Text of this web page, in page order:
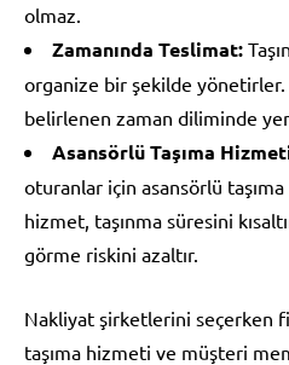
olmaz.
Zamanında Teslimat:
organize bir şekilde yönetirler.
belirlenen zaman diliminde
Asansörlü Taşıma
oturanlar için asansörlü
hizmet, taşınma süresini
görme riskini azaltır.
Nakliyat şirketlerini seçerken
taşıma hizmeti ve müşteri